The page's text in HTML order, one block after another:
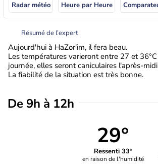
Radar météo Heure par Heure
Résumé de l’expert
Aujourd'hui à HaZor'im, il fera beau.
Les températures varieront entre 27 et
journée, elles seront caniculaires l'après-
La fiabilité de la situation est très bonne.
De 9h à 12h
29°
Ressenti 33°
en raison de l'humidité